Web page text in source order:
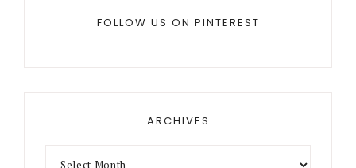
FOLLOW US ON PINTEREST
ARCHIVES